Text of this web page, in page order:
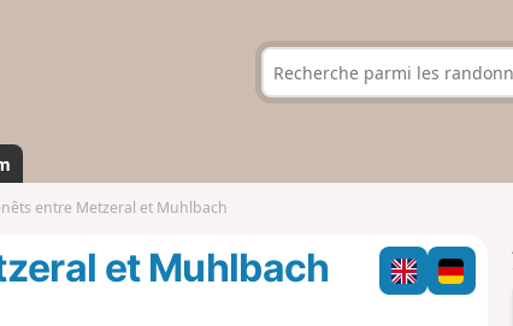
entre Metzeral et Muhlbach
et Muhlbach